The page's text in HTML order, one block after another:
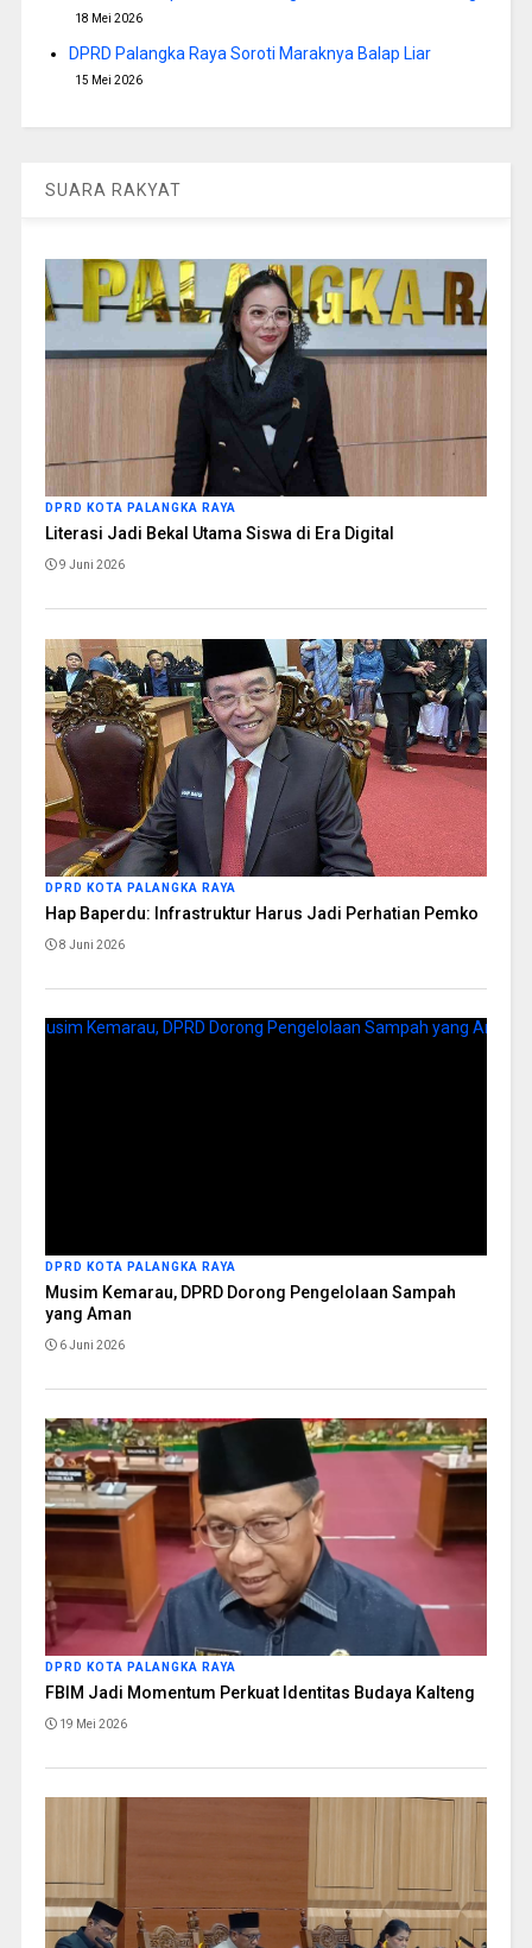
18 Mei 2026
DPRD Palangka Raya Soroti Maraknya Balap Liar
15 Mei 2026
SUARA RAKYAT
DPRD KOTA PALANGKA RAYA
Literasi Jadi Bekal Utama Siswa di Era Digital
9 Juni 2026
DPRD KOTA PALANGKA RAYA
Hap Baperdu: Infrastruktur Harus Jadi Perhatian Pemko
8 Juni 2026
DPRD KOTA PALANGKA RAYA
Musim Kemarau, DPRD Dorong Pengelolaan Sampah
yang Aman
6 Juni 2026
DPRD KOTA PALANGKA RAYA
FBIM Jadi Momentum Perkuat Identitas Budaya Kalteng
19 Mei 2026